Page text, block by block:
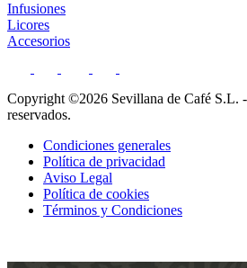
Infusiones
Licores
Accesorios
Copyright ©2026 Sevillana de Café S.L.
reservados.
Condiciones generales
Política de privacidad
Aviso Legal
Política de cookies
Términos y Condiciones